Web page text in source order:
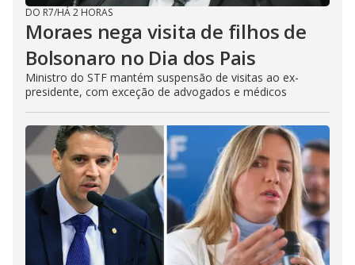
DO R7/HÁ 2 HORAS
Moraes nega visita de filhos de
Bolsonaro no Dia dos Pais
Ministro do STF mantém suspensão de visitas ao ex-
presidente, com exceção de advogados e médicos